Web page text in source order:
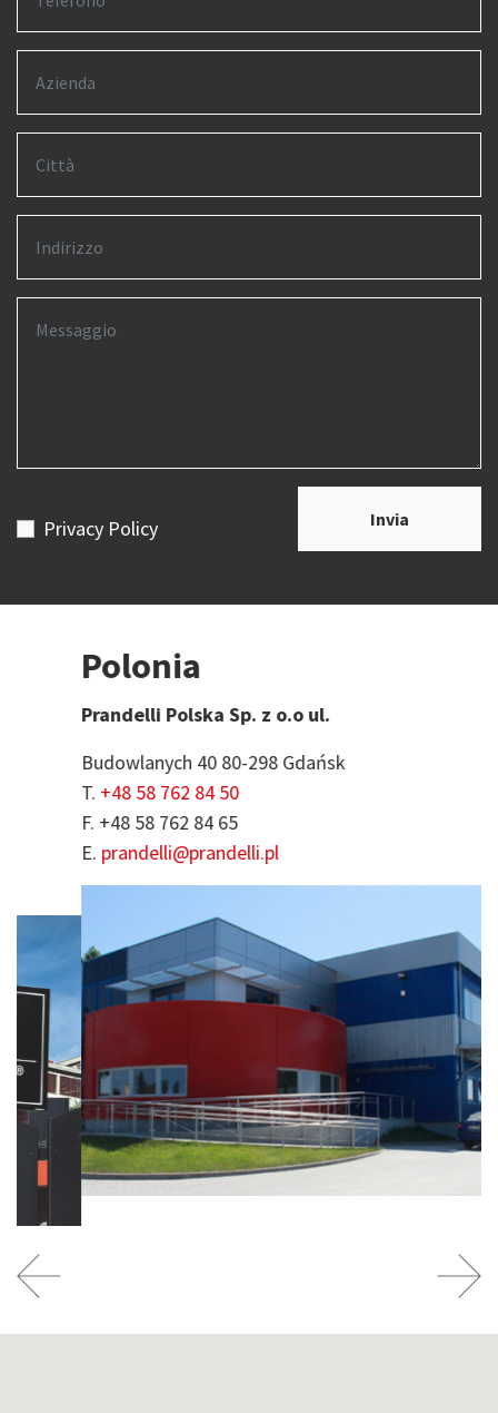
Privacy Policy Invia
Polonia
Prandelli Polska Sp. z o.o ul.
Budowlanych 40 80-298 Gdańsk
+48 58 762 84 50
F. +48 58 762 84 65
prandelli@prandelli.pl
Precedente Next